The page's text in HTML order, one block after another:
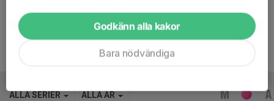
Ålder
21 år
ALLA SERIER ALLA ÅR
Godkänn alla kakor
Bara nödvändiga